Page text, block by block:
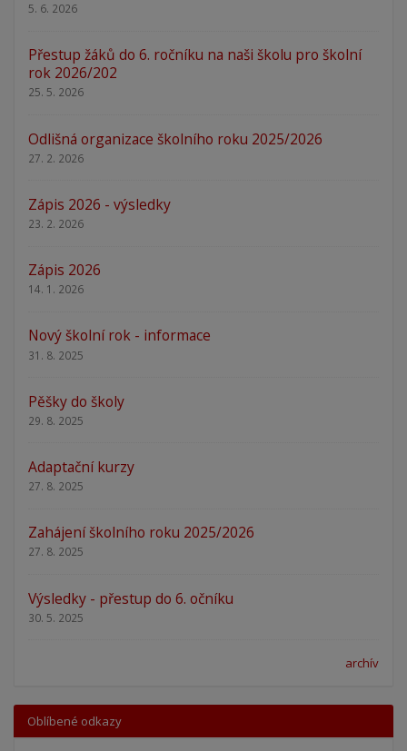
5. 6. 2026
Přestup žáků do 6. ročníku na naši školu pro školní
rok 2026/202
25. 5. 2026
Odlišná organizace školního roku 2025/2026
27. 2. 2026
Zápis 2026 - výsledky
23. 2. 2026
Zápis 2026
14. 1. 2026
Nový školní rok - informace
31. 8. 2025
Pěšky do školy
29. 8. 2025
Adaptační kurzy
27. 8. 2025
Zahájení školního roku 2025/2026
27. 8. 2025
Výsledky - přestup do 6. očníku
30. 5. 2025
archív
Oblíbené odkazy